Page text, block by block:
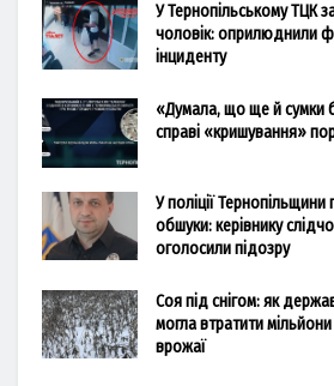
У Тернопільському ТЦК
чоловік: оприлюднили
інциденту
«Думала, що ще й сумки
справі «кришування»
У поліції
обшуки: керівнику
оголосили підозру
Соя під снігом: як
могла втратити
врожаї